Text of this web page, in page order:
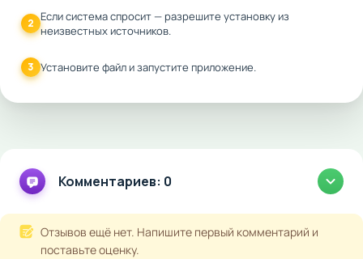
2 Если система спросит — разрешите установку из
неизвестных источников.
3 Установите файл и запустите приложение.
Комментариев: 0
Отзывов ещё нет. Напишите первый комментарий и
поставьте оценку.